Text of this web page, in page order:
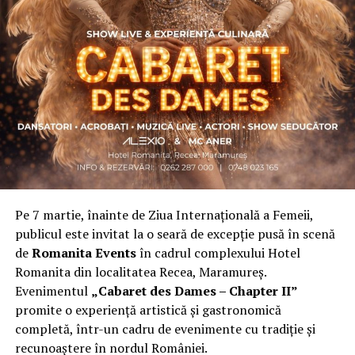
Asociația a fost fondată în 2019, dintr-un context
personal dificil, ca răspuns la întrebări despre
contribuție și sens. A crescut organic și a ajuns astăzi
una dintre cele mai mari comunități de femei
antreprenor din România, cu prezență fizică în mai
multe orașe, inclusiv la Cluj-Napoca.
„Dacă nu eu, atunci cine?”spune clujeancaCarmen
Mihalca, fondatoareaAntreprenoare.ro. Din această
întrebare s-a născut campania.
Cine a ales să fie vizibilă la Cluj
Femeile prezente la evenimentul din Cluj-Napoca
provin din domenii complet diferite. Câteva dintre ele:
Andreea Faur, specialist SEO, spune că a fi vizibilă
înseamnă să te asociezi cu brandul companiei pe care o
reprezinți și să educi publicul țintă. Mesajul ei pentru
Pe 7 martie, înainte de Ziua Internațională a Femeii,
publicul este invitat la o seară de excepție pusă în scenă
deRomanita Eventsîn cadrul complexului Hotel
Romanita din localitatea Recea, Maramureș.
Evenimentul „Cabaret des Dames – Chapter II”
promite o experiență artistică și gastronomică
completă, într-un cadru de evenimente cu tradiție și
recunoaștere în nordul României.